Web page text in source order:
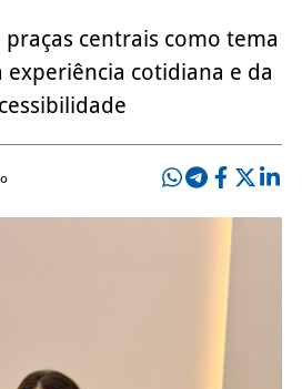
centrais como tema
experiência cotidiana e da